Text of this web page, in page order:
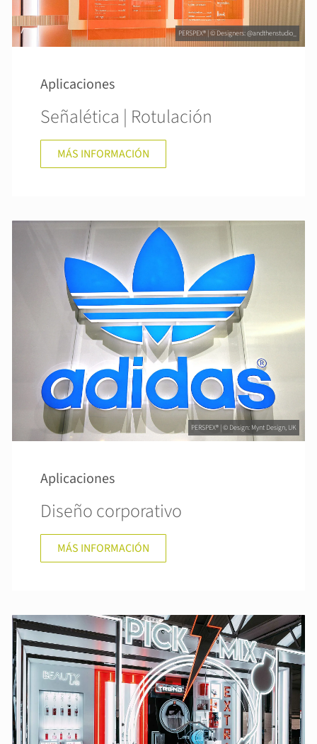
PERSPEX® | © Designers: @andthenstudio_
Aplicaciones
Señalética | Rotulación
MÁS INFORMACIÓN
PERSPEX® | © Design: Mynt Design, UK
Aplicaciones
Diseño corporativo
MÁS INFORMACIÓN